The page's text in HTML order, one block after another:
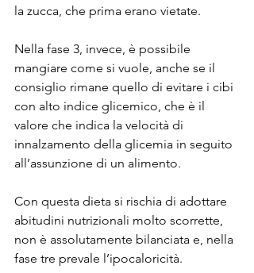
la zucca, che prima erano vietate.
Nella fase 3, invece, è possibile
mangiare come si vuole, anche se il
consiglio rimane quello di evitare i cibi
con alto indice glicemico, che è il
valore che indica la velocità di
innalzamento della glicemia in seguito
all’assunzione di un alimento.
Con questa dieta si rischia di adottare
abitudini nutrizionali molto scorrette,
non è assolutamente bilanciata e, nella
fase tre prevale l’ipocaloricità.